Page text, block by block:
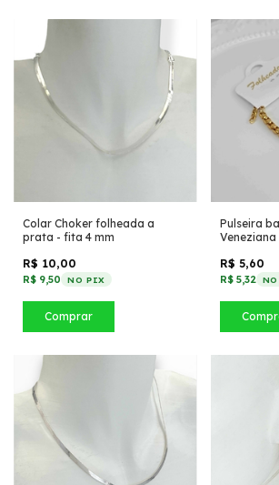
Colar Choker folheada a
prata - fita 4 mm
R$ 10,00
R$ 9,50 NO PIX
Comprar
Pulseira
Veneziana
R$ 5,60
R$ 5,32